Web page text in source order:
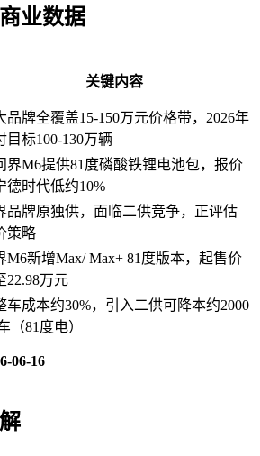
业数据
关键内容
品牌全覆盖15-150万元价格带，2026年
目标100-130万辆
界M6提供81度磷酸铁锂电池包，报价
德时代低约10%
品牌原独供，面临二供竞争，正评估
策略
M6新增Max/ Max+ 81度版本，起售价
22.98万元
车成本约30%，引入二供可降本约2000
（81度电）
06-16